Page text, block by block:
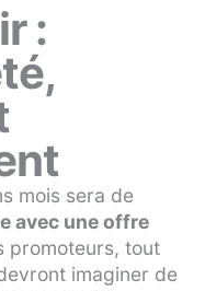
:
mois sera de
avec une offre
promoteurs, tout
imaginer de